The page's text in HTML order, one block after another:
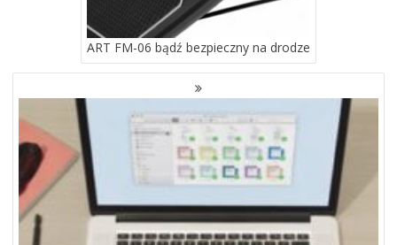
ART FM-06 bądź bezpieczny na drodze